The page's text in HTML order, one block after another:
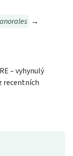
→
RE – vyhynulý
recentních